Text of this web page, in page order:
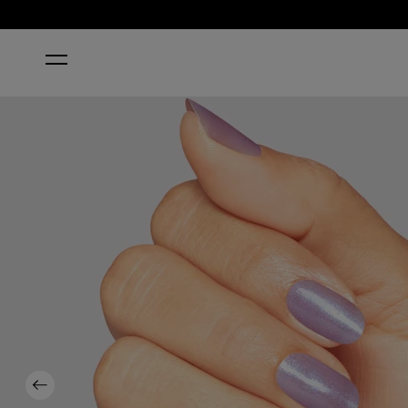
GRAPE ESCAPE
Previous